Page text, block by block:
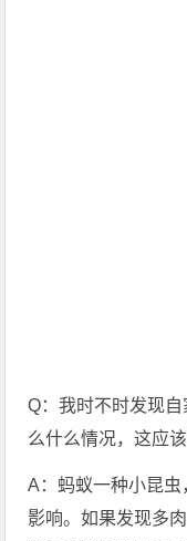
Q：我时不时发现
么什么情况，这应该
A：蚂蚁一种小昆
影响。如果发现多